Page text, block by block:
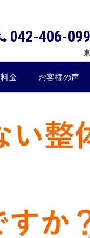
042-406-
料金 お客様の声